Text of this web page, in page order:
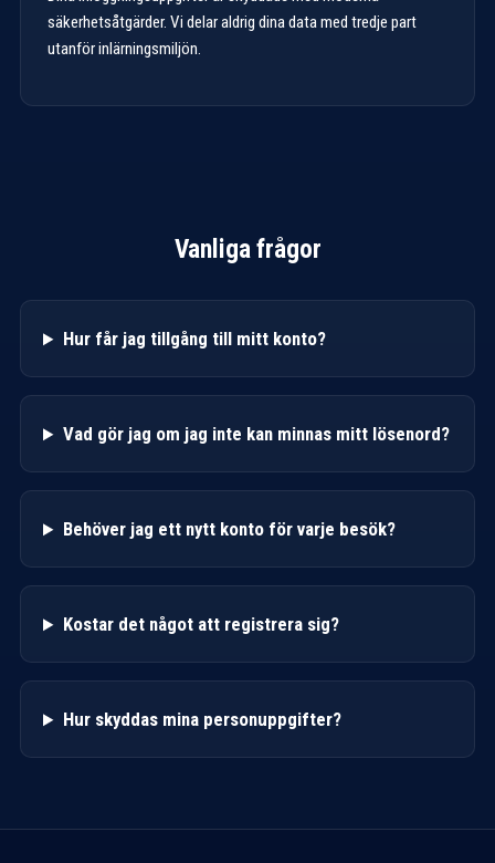
säkerhetsåtgärder. Vi delar aldrig dina data med tredje part
utanför inlärningsmiljön.
Vanliga frågor
Hur får jag tillgång till mitt konto?
Vad gör jag om jag inte kan minnas mitt lösenord?
Behöver jag ett nytt konto för varje besök?
Kostar det något att registrera sig?
Hur skyddas mina personuppgifter?